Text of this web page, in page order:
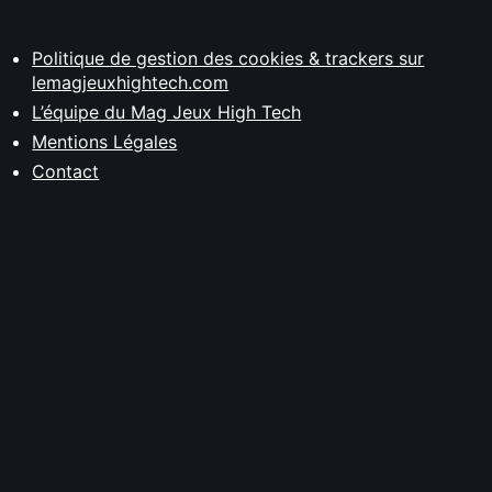
Politique de gestion des cookies & trackers sur
lemagjeuxhightech.com
L’équipe du Mag Jeux High Tech
Mentions Légales
Contact